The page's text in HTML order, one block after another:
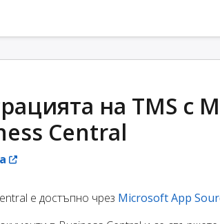
на TMS с
Central
е достъпно чрез Microsoft App